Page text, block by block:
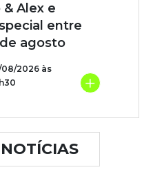
Alex e
entre
agosto
2026 às
+